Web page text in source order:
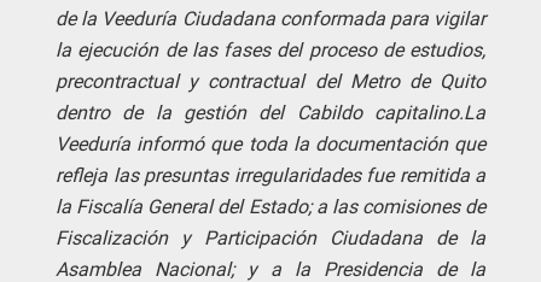
de la Veeduría Ciudadana conformada para vigilar
la ejecución de las fases del proceso de estudios,
precontractual y contractual del Metro de Quito
dentro de la gestión del Cabildo capitalino.La
Veeduría informó que toda la documentación que
refleja las presuntas irregularidades fue remitida a
la Fiscalía General del Estado; a las comisiones de
Fiscalización y Participación Ciudadana de la
Asamblea Nacional; y a la Presidencia de la